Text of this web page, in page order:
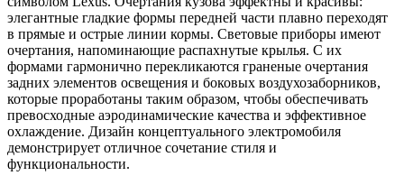
элегантные гладкие формы передней части плавно переходят
в прямые и острые линии кормы. Световые приборы имеют
очертания, напоминающие распахнутые крылья. С их
формами гармонично перекликаются граненые очертания
задних элементов освещения и боковых воздухозаборников,
которые проработаны таким образом, чтобы обеспечивать
превосходные аэродинамические качества и эффективное
охлаждение. Дизайн концептуального электромобиля
демонстрирует отличное сочетание стиля и
функциональности.